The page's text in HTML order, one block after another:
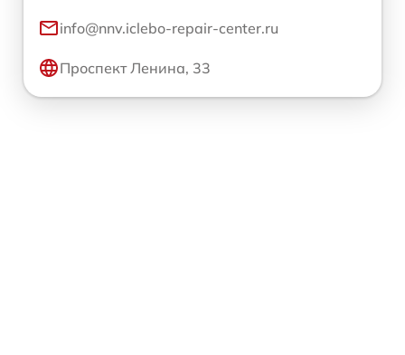
info@nnv.iclebo-repair-center.ru
Проспект Ленина, 33